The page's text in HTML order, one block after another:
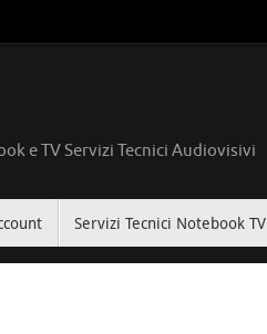
e TV Servizi Tecnici Audiovisivi
Servizi Tecnici Notebook TV